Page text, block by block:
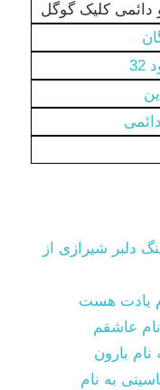
دائمی کلیک گوگل
دلبر شیرازی از
یادت هست
عاشقم
بارون
به نام